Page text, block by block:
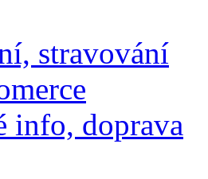
stravování
info, doprava